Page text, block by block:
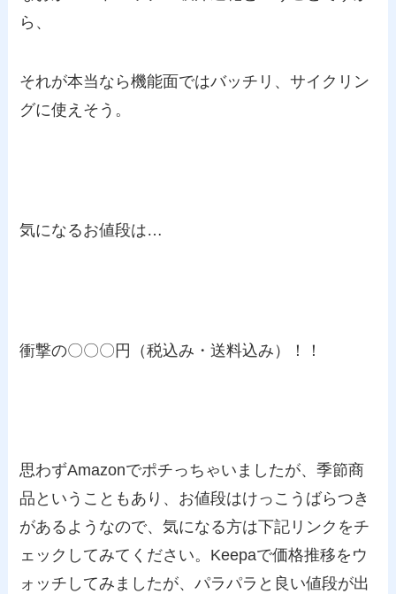
ら、
それが本当なら機能面ではバッチリ、サイクリン
グに使えそう。
気になるお値段は…
衝撃の〇〇〇円（税込み・送料込み）！！
思わずAmazonでポチっちゃいましたが、季節商
品ということもあり、お値段はけっこうばらつき
があるようなので、気になる方は下記リンクをチ
ェックしてみてください。Keepaで価格推移をウ
ォッチしてみましたが、パラパラと良い値段が出